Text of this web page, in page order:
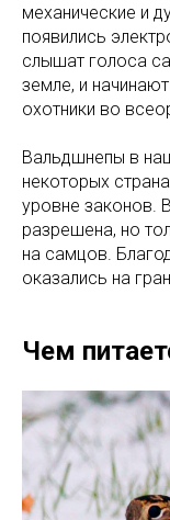
механические и
появились
слышат голоса
земле, и
охотники во
Вальдшнепы в
некоторых
уровне законов.
разрешена, но
на самцов.
оказались на
Чем